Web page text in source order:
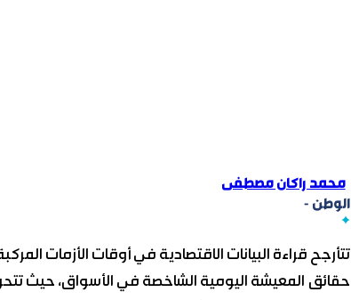
محمد راكان مصطفى
الوطن -
تتأرجح قراءة البيانات الاقتصادية في أوقات الأزمات
حقائق المعيشة اليومية الشاخصة في الأسواق، حيث